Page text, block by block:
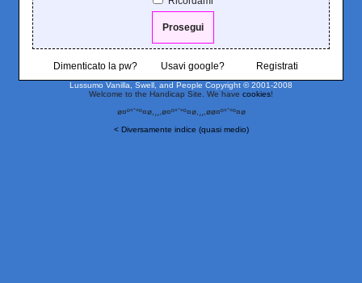
Dimenticato la pw? Usavi google? Registrati
Lussumo Vanilla, Swell, and People Copyright © 2001-2008
Welcome to the Handicap Site. We have cookies!
ø¤º°`°º¤ø,¸¸,ø¤º°`°º¤ø,¸¸,øø¤º°`°º¤ø
< Diversamente indice (quasi medio)